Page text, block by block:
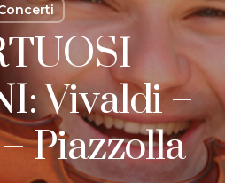
Vivaldi –
Piazzolla